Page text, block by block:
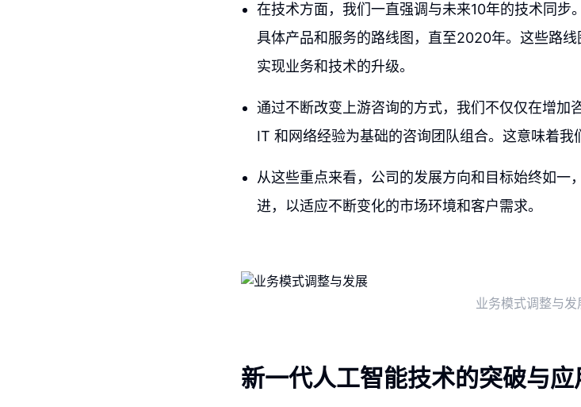
在技术方面，我们一直强调与未来10年的技术同步
具体产品和服务的路线图，直至2020年。这些路
实现业务和技术的升级。
通过不断改变上游咨询的方式，我们不仅仅在增加
IT 和网络经验为基础的咨询团队组合。这意味着我
从这些重点来看，公司的发展方向和目标始终如一
进，以适应不断变化的市场环境和客户需求。
业务模式调整与发
新一代人工智能技术的突破与应